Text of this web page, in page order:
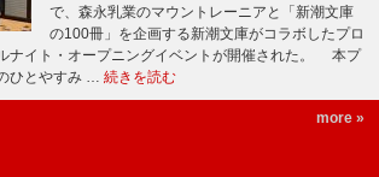
で、森永乳業のマウントレーニアと「新潮文庫
の100冊」を企画する新潮文庫がコラボしたプロ
ナイト・オープニングイベントが開催された。 本プ
ひとやすみ … 続きを読む
more »